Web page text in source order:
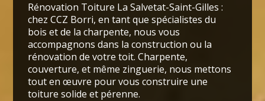
Rénovation Toiture La Salvetat-Saint-Gilles :
chez CCZ Borri, en tant que spécialistes du
bois et de lacharpente, nous vous
accompagnons dans la construction ou la
rénovation de votre toit. Charpente,
couverture, et même zinguerie, nous mettons
tout en œuvre pour vous construire une
toiture solide et pérenne.